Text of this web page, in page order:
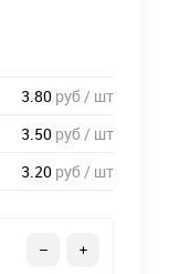
3.80 руб / шт
3.50 руб / шт
3.20 руб / шт